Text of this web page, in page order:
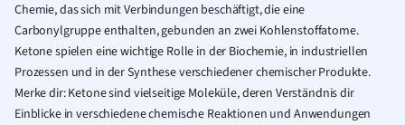
Chemie, das sich mit Verbindungen beschäftigt, die eine
Carbonylgruppe enthalten, gebunden an zwei Kohlenstoffatome.
Ketone spielen eine wichtige Rolle in der Biochemie, in industriellen
Prozessen und in der Synthese verschiedener chemischer Produkte.
Merke dir: Ketone sind vielseitige Moleküle, deren Verständnis dir
Einblicke in verschiedene chemische Reaktionen und Anwendungen